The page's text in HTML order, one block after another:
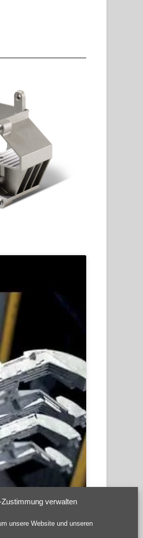
verwalten
unsere Website und unseren